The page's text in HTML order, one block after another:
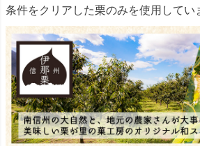
条件をクリアした栗のみを使用してい